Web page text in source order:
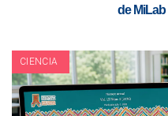
de
CIENCIA